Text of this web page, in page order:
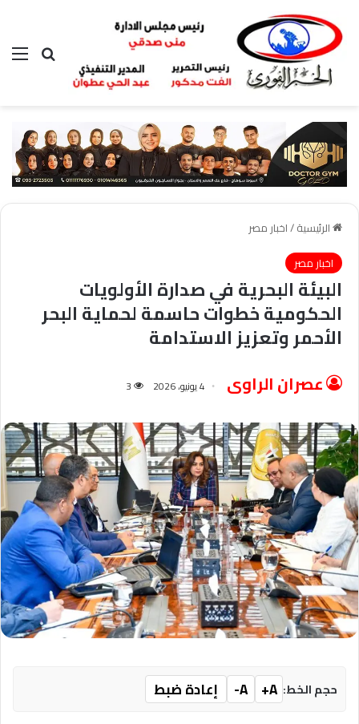
بحث عن
الرئيسية/اخبار مصر
اخبار مصر
البيئة البحرية في صدارة الأولويات
الحكومية خطوات حاسمة لحماية البحر
الأحمر وتعزيز الاستدامة
عصران الراوى 4 يونيو، 2026 3
حجم الخط: A+
A-
إعادة ضبط